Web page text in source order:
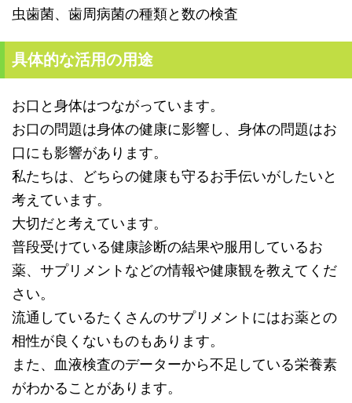
虫歯菌、歯周病菌の種類と数の検査
具体的な活用の用途
お口と身体はつながっています。
お口の問題は身体の健康に影響し、 身体の問題はお
口にも影響があります。
私たちは、どちらの健康も守るお手伝いがしたいと
考えています。
大切だと考えています。
普段受けている健康診断の結果や服用しているお
薬、 サプリメントなどの情報や健康観を教えてくだ
さい。
流通しているたくさんのサプリメントにはお薬との
相性が良くない ものもあります。
また、 血液検査のデーターから不足している栄養素
がわかることがありま す。